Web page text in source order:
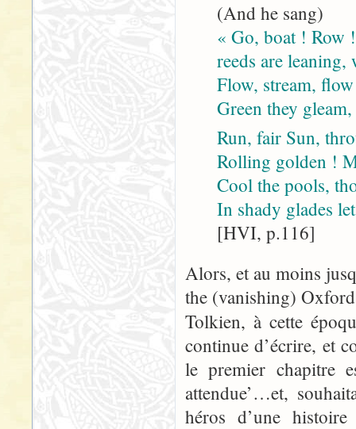
(And he sang)
« Go, boat ! Row
reeds are leaning,
Flow, stream,
Green they
Run, fair Sun,
Rolling golden !
Cool the pools,
In shady glades
[HVI, p.116]
Alors, et au moins
the (vanishing)
Tolkien, à cette
continue d’écrire, et
le premier chapitre
attendue’…et,
héros d’une